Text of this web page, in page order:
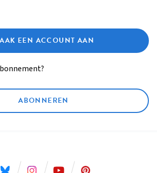
EEN ACCOUNT AAN
ABONNEREN